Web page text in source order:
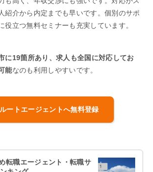
紹介から内定までも早いです。個別のサポ
役立つ無料セミナーも充実しています。
に19箇所あり、求人も全国に対応してお
能なのも利用しやすいです。
ートエージェントへ無料登録
転職エージェント・転職サ